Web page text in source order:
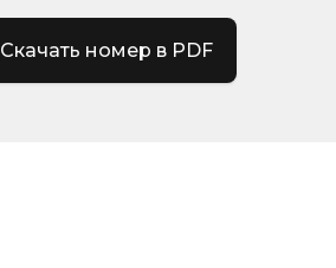
Скачать номер в PDF